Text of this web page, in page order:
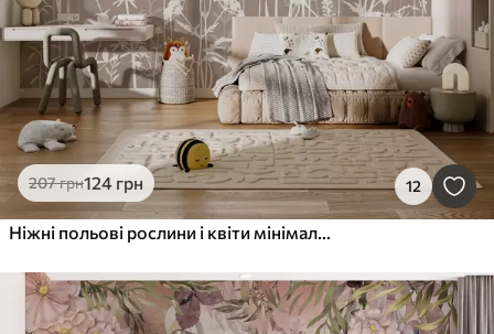
207грн124 грн 12
Ніжні польові рослини і квіти мінімалізм